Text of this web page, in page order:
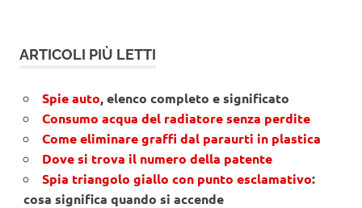
ARTICOLI PIÙ LETTI
Spie auto, elenco completo e significato
Consumo acqua del radiatore senza perdite
Come eliminare graffi dal paraurti in plastica
Dove si trova il numero della patente
Spia triangolo giallo con punto esclamativo:
cosa significa quando si accende